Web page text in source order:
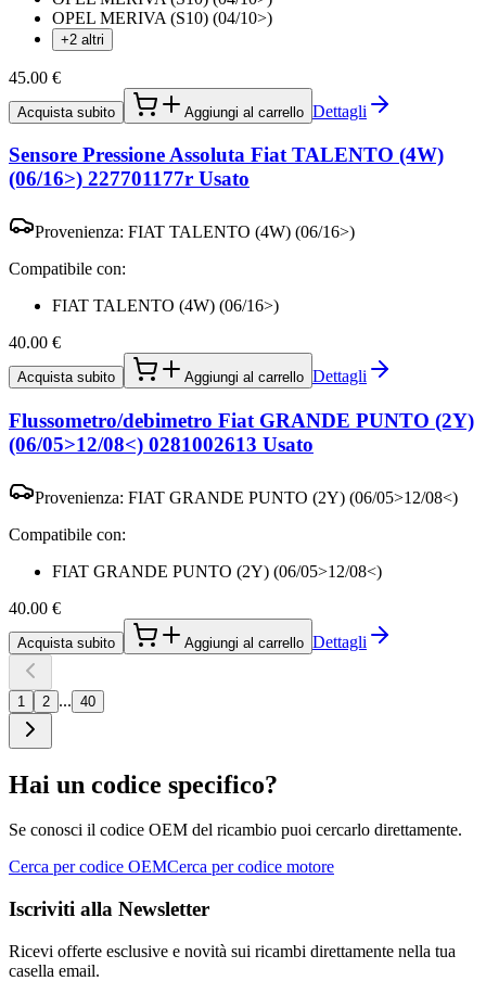
OPEL MERIVA (S10) (04/10>)
+2 altri
45.00 €
Acquista subito Aggiungi al carrello Dettagli
Sensore Pressione Assoluta Fiat TALENTO (4W)
(06/16>) 227701177r Usato
Provenienza: FIAT TALENTO (4W) (06/16>)
Compatibile con:
FIAT TALENTO (4W) (06/16>)
40.00 €
Acquista subito Aggiungi al carrello Dettagli
Flussometro/debimetro Fiat GRANDE PUNTO (2Y)
(06/05>12/08<) 0281002613 Usato
Provenienza: FIAT GRANDE PUNTO (2Y) (06/05>12/08<)
Compatibile con:
FIAT GRANDE PUNTO (2Y) (06/05>12/08<)
40.00 €
Acquista subito Aggiungi al carrello Dettagli
1 2 ... 40
Hai un codice specifico?
Se conosci il codice OEM del ricambio puoi cercarlo direttamente.
Cerca per codice OEMCerca per codice motore
Iscriviti alla Newsletter
Ricevi offerte esclusive e novità sui ricambi direttamente nella tua
casella email.